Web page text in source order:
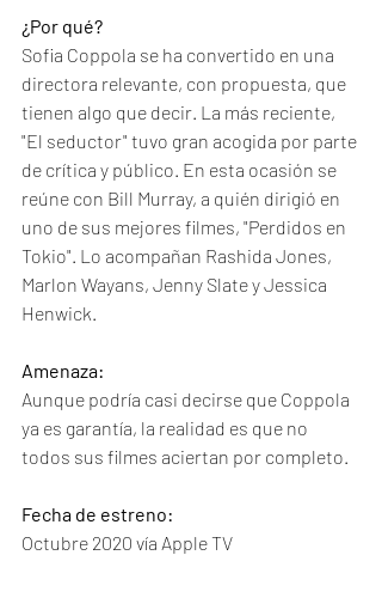
¿Por qué?
Sofia Coppola se ha convertido en una
directora relevante, con propuesta, que
tienen algo que decir. La más reciente,
"El seductor" tuvo gran acogida por parte
de crítica y público. En esta ocasión se
reúne con Bill Murray, a quién dirigió en
uno de sus mejores filmes, "Perdidos en
Tokio". Lo acompañan Rashida Jones,
Marlon Wayans, Jenny Slate y Jessica
Henwick.
Amenaza:
Aunque podría casi decirse que Coppola
ya es garantía, la realidad es que no
todos sus filmes aciertan por completo.
Fecha de estreno:
Octubre 2020 vía Apple TV